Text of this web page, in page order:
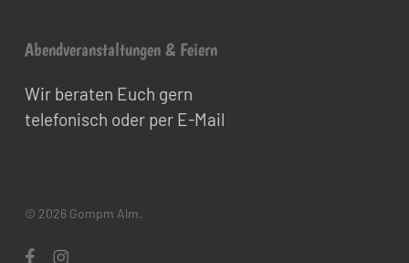
Abendveranstaltungen & Feiern
Wir beraten Euch gern
telefonisch oder per E-Mail
© 2026 Gompm Alm.
facebookinstagram